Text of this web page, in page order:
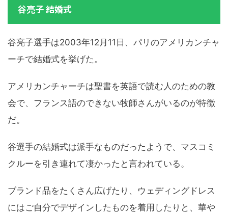
谷亮子 結婚式
谷亮子選手は2003年12月11日、パリのアメリカンチャ
ーチで結婚式を挙げた。
アメリカンチャーチは聖書を英語で読む人のための教
会で、フランス語のできない牧師さんがいるのが特徴
だ。
谷選手の結婚式は派手なものだったようで、マスコミ
クルーを引き連れて凄かったと言われている。
ブランド品をたくさん広げたり、ウェディングドレス
にはご自分でデザインしたものを着用したりと、華や